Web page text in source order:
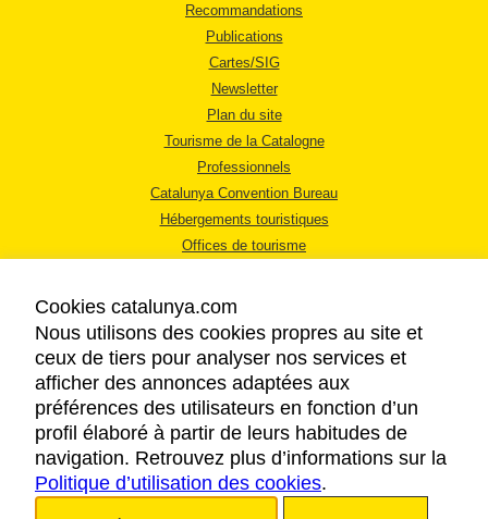
Recommandations
Publications
Cartes/SIG
Newsletter
Plan du site
Tourisme de la Catalogne
Professionnels
Catalunya Convention Bureau
Hébergements touristiques
Offices de tourisme
MENTIONS LÉGALES
RÈGLES DE CONFIDENTIALITÉ
COOKIES
ACCESSIBILITÉ
Cookies catalunya.com
Nous utilisons des cookies propres au site et
ceux de tiers pour analyser nos services et
afficher des annonces adaptées aux
préférences des utilisateurs en fonction d’un
profil élaboré à partir de leurs habitudes de
navigation. Retrouvez plus d’informations sur la
Politique d’utilisation des cookies.